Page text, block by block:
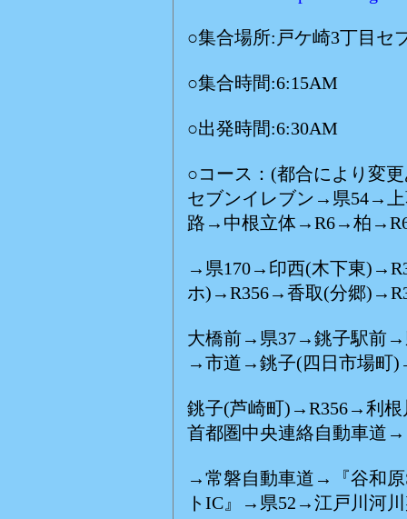
○集合場所:戸ケ崎3丁目セ
○集合時間:6:15AM
○出発時間:6:30AM
○コース：(都合により変
セブンイレブン→県54→
路→中根立体→R6→柏
→県170→印西(木下東
ホ)→R356→香取(分郷
大橋前→県37→銚子駅前→
→市道→銚子(四日市場町
銚子(芦崎町)→R356→利
首都圏中央連絡自動車道→
→常磐自動車道→『谷和
トIC』→県52→江戸川河